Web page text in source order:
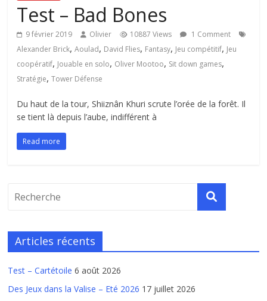
Test – Bad Bones
9 février 2019 Olivier 10887 Views
1 Comment
Alexander Brick,Aoulad, David Flies, Fantasy, Jeu compétitif, Jeu
coopératif, Jouable en solo, Oliver Mootoo, Sit down games,
Stratégie,Tower Défense
Du haut de la tour, Shiiznân Khuri scrute l’orée de la forêt. Il
se tient là depuis l’aube, indifférent à
Read more
Articles récents
Test – Cartétoile 6 août 2026
Des Jeux dans la Valise – Eté 2026 17 juillet 2026